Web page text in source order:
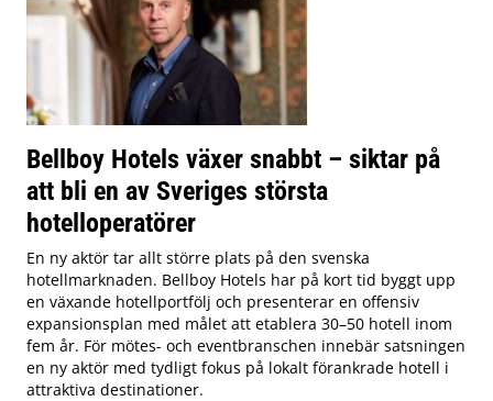
Bellboy Hotels växer snabbt – siktar på
att bli en av Sveriges största
hotelloperatörer
En ny aktör tar allt större plats på den svenska
hotellmarknaden. Bellboy Hotels har på kort tid byggt upp
en växande hotellportfölj och presenterar en offensiv
expansionsplan med målet att etablera 30–50 hotell inom
fem år. För mötes- och eventbranschen innebär satsningen
en ny aktör med tydligt fokus på lokalt förankrade hotell i
attraktiva destinationer.